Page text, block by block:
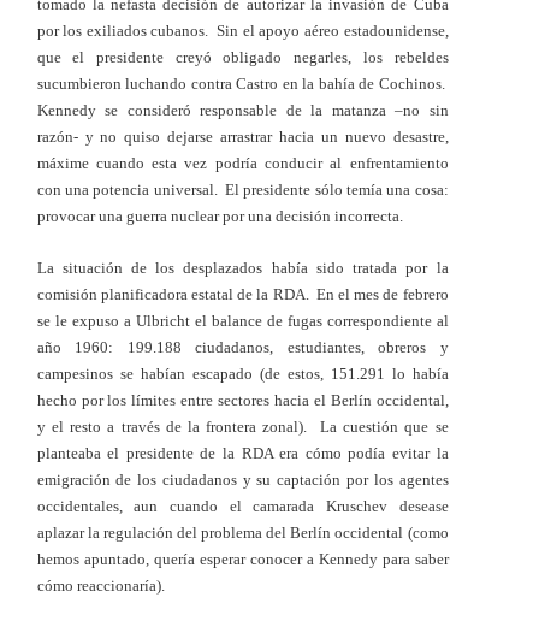
tomado la nefasta decisión de autorizar la invasión de Cuba
por los exiliados cubanos. Sin el apoyo aéreo estadounidense,
que el presidente creyó obligado negarles, los rebeldes
sucumbieron luchando contra Castro en la bahía de Cochinos.
Kennedy se consideró responsable de la matanza –no sin
razón- y no quiso dejarse arrastrar hacia un nuevo desastre,
máxime cuando esta vez podría conducir al enfrentamiento
con una potencia universal. El presidente sólo temía una cosa:
provocar una guerra nuclear por una decisión incorrecta.
La situación de los desplazados había sido tratada por la
comisión planificadora estatal de la RDA. En el mes de febrero
se le expuso a Ulbricht el balance de fugas correspondiente al
año 1960: 199.188 ciudadanos, estudiantes, obreros y
campesinos se habían escapado (de estos, 151.291 lo había
hecho por los límites entre sectores hacia el Berlín occidental,
y el resto a través de la frontera zonal). La cuestión que se
planteaba el presidente de la RDA era cómo podía evitar la
emigración de los ciudadanos y su captación por los agentes
occidentales, aun cuando el camarada Kruschev desease
aplazar la regulación del problema del Berlín occidental (como
hemos apuntado, quería esperar conocer a Kennedy para saber
cómo reaccionaría).